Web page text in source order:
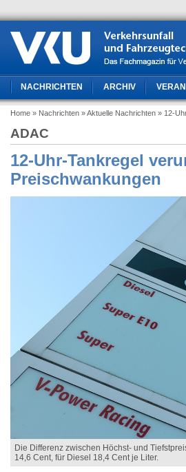
NACHRICHTEN ARCHIV
Home » Nachrichten » Aktuelle Nachrichten » 12-
ADAC
12-Uhr-Tankregel
Preischwankungen
Die Differenz zwischen Höchst- und
14,6 Cent, für Diesel 18,4 Cent je Liter.